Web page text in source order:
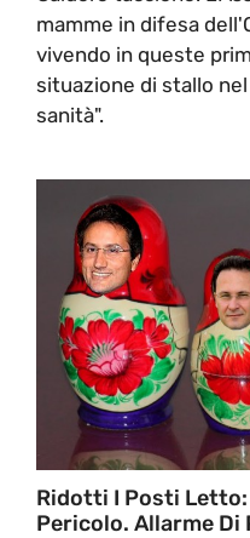
mamme in difesa
vivendo in queste
situazione di stallo
sanità".
Ridotti I Posti Letto:
Pericolo. Allarme Di